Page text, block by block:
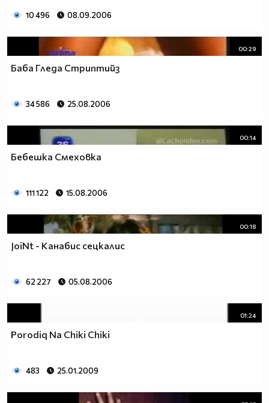
10 496 08.09.2006
00:29
Баба Гледа Стриптийз
34 586 25.08.2006
00:14
Бебешка Смеховка
111 122 15.08.2006
00:18
JoiNt - Канабис сецкалис
62 227 05.08.2006
01:24
Porodiq Na Chiki Chiki
483 25.01.2009